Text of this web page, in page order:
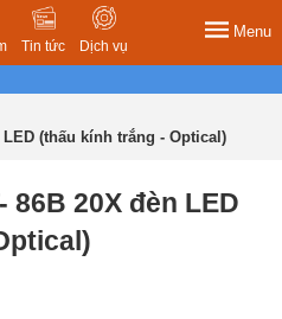
Tin tức Dịch vụ
Menu
(thấu kính trắng - Optical)
86B 20X đèn LED